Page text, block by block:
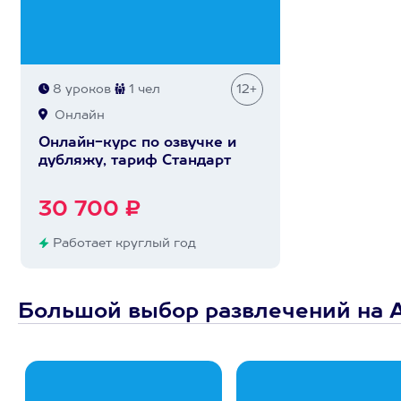
8 уроков 1 чел 12+
Онлайн
Онлайн-курс по озвучке и
дубляжу, тариф Стандарт
30 700 ₽
Работает круглый год
Большой выбор развлечений на